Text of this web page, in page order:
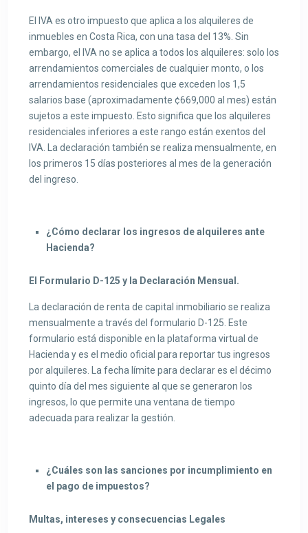
El IVA es otro impuesto que aplica a los alquileres de
inmuebles en Costa Rica, con una tasa del 13%. Sin
embargo, el IVA no se aplica a todos los alquileres: solo los
arrendamientos comerciales de cualquier monto, o los
arrendamientos residenciales que exceden los 1,5
salarios base (aproximadamente ¢669,000 al mes) están
sujetos a este impuesto. Esto significa que los alquileres
residenciales inferiores a este rango están exentos del
IVA. La declaración también se realiza mensualmente, en
los primeros 15 días posteriores al mes de la generación
del ingreso.
¿Cómo declarar los ingresos de alquileres ante
Hacienda?
El Formulario D-125 y la Declaración Mensual.
La declaración de renta de capital inmobiliario se realiza
mensualmente a través del formulario D-125. Este
formulario está disponible en la plataforma virtual de
Hacienda y es el medio oficial para reportar tus ingresos
por alquileres. La fecha límite para declarar es el décimo
quinto día del mes siguiente al que se generaron los
ingresos, lo que permite una ventana de tiempo
adecuada para realizar la gestión.
¿Cuáles son las sanciones por incumplimiento en
el pago de impuestos?
Multas, intereses y consecuencias Legales